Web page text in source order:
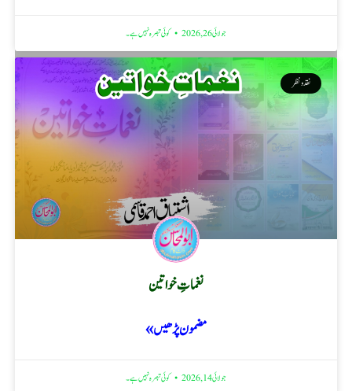
جولائی 26, 2026 کوئی تبصرہ نہیں ہے۔
نقد ونظر
نغماتِ خواتین
مضمون پڑھیں »
جولائی 14, 2026 کوئی تبصرہ نہیں ہے۔